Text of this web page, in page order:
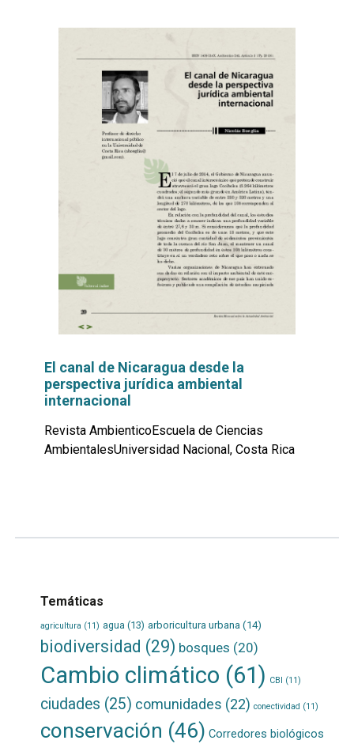
El canal de Nicaragua desde la
perspectiva jurídica ambiental
internacional
Revista AmbienticoEscuela de Ciencias
AmbientalesUniversidad Nacional, Costa Rica
Temáticas
agricultura (11) agua (13) arboricultura urbana(14)
biodiversidad (29) bosques (20)
Cambio climático (61) CBI (11)
ciudades (25) comunidades (22) conectividad (11)
conservación (46) Corredores biológicos